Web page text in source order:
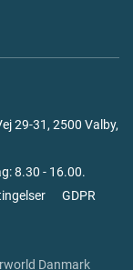
29-31, 2500 Valby,
8.30 - 16.00.
GDPR